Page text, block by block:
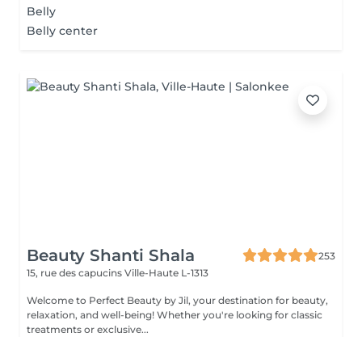
Belly
Belly center
Beauty Shanti Shala
253
15, rue des capucins Ville-Haute L-1313
Welcome to Perfect Beauty by Jil, your destination for beauty,
relaxation, and well-being! Whether you're looking for classic
treatments or exclusive...